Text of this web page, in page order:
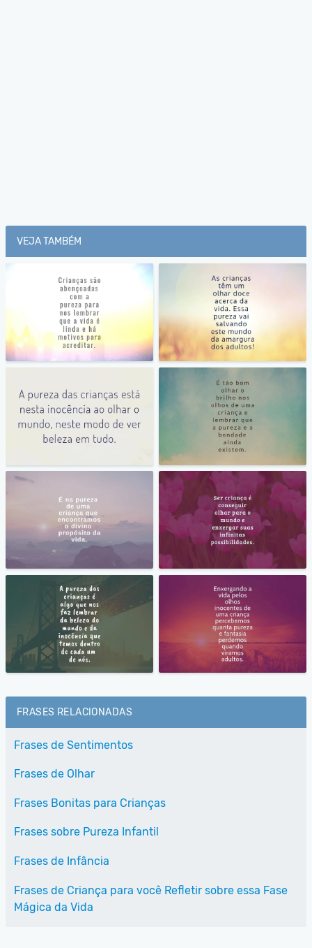
VEJA TAMBÉM
FRASES RELACIONADAS
Frases de Sentimentos
Frases de Olhar
Frases Bonitas para Crianças
Frases sobre Pureza Infantil
Frases de Infância
Frases de Criança para você Refletir sobre essa Fase
Mágica da Vida